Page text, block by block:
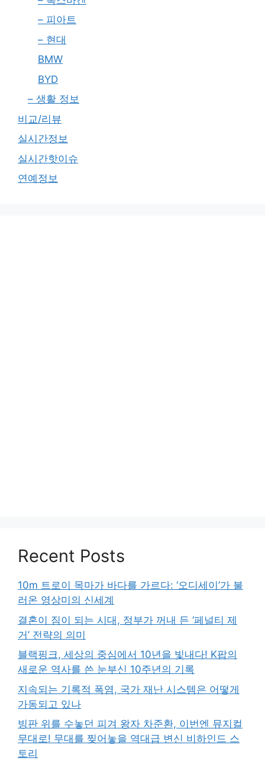
– 피아트
– 현대
BMW
BYD
– 생활 정보
비교/리뷰
실시간정보
실시간핫이슈
연예정보
Recent Posts
10m 트로이 목마가 바다를 가르다: ‘오디세이’가 불
러온 영상미의 신세계
결혼이 짐이 되는 시대, 정부가 꺼내 든 ‘페널티 제
거’ 전략의 의미
블랙핑크, 세상의 중심에서 10년을 빛내다! K팝의
새로운 역사를 쓴 눈부신 10주년의 기록
지속되는 기록적 폭염, 국가 재난 시스템은 어떻게
가동되고 있나
빙판 위를 수놓던 피겨 왕자 차준환, 이번엔 뮤지컬
무대로! 무대를 찢어놓을 역대급 변신 비하인드 스
토리